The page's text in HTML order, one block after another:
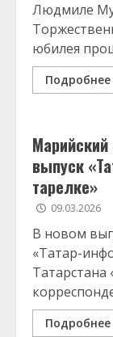
Людмиле
юбилея
Подробнее
выпуск
тарелке»
09.03.2026
В новом
«Татар-
Татарстана
Подробнее